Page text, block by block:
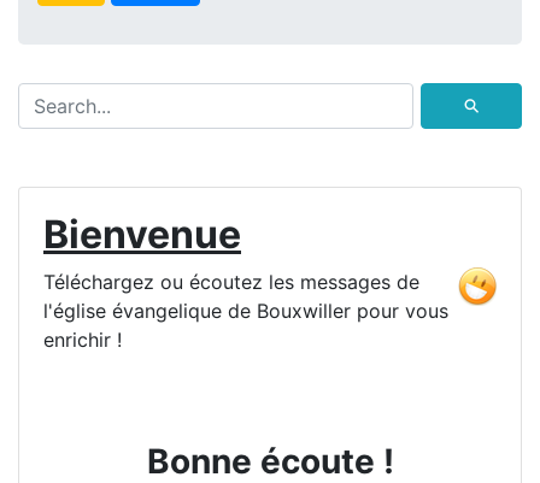
⚲
Bienvenue
Téléchargez ou écoutez les messages de
l'église évangelique de Bouxwiller pour vous
enrichir !
Bonne écoute !